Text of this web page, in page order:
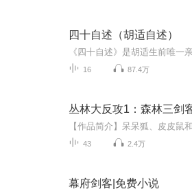
四十自述（胡适自述）
16 87.4万
43 2.4万
幕府剑客|免费小说